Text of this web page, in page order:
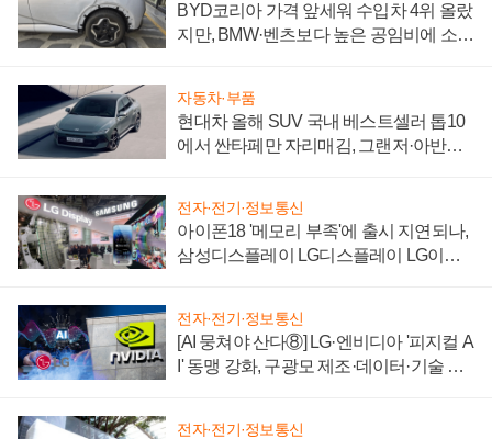
BYD코리아 가격 앞세워 수입차 4위 올랐
지만, BMW·벤츠보다 높은 공임비에 소비
자동차·부품
현대차 올해 SUV 국내 베스트셀러 톱10
에서 싼타페만 자리매김, 그랜저·아반떼
전자·전기·정보통신
아이폰18 '메모리 부족'에 출시 지연되나,
삼성디스플레이 LG디스플레이 LG이노
전자·전기·정보통신
[AI 뭉쳐야 산다⑧] LG·엔비디아 '피지컬 A
I' 동맹 강화, 구광모 제조·데이터·기술 결
전자·전기·정보통신